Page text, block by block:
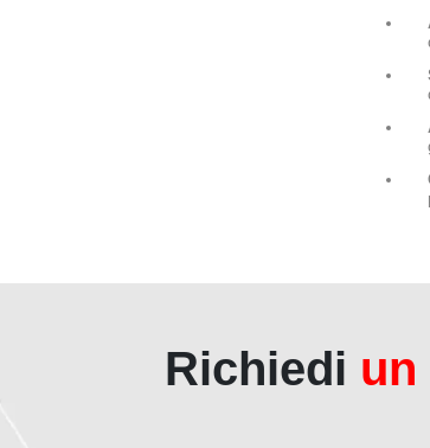
Richiedi un